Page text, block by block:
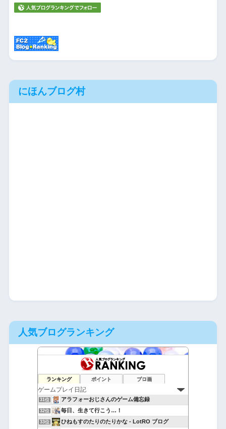
にほんブログ村
人気ブログランキング
ランキング ポイント ブロ画
29位 ラピコット学園放送局
30位 無課金隊長のゲーム・デバイス調査室
31位 アラフォーおじさんのゲーム備忘録
32位 毎日、生きて行こう…！
33位 ひねもすのたりのたりかな - LotRO ブログ